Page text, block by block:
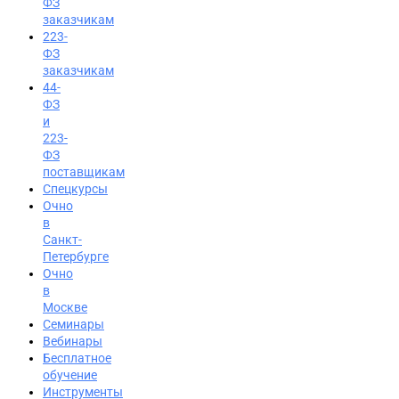
Вход на портал
8 (800) 200-24-26
заказчикам
223-
ФЗ
заказчикам
44-
ФЗ
и
223-
ФЗ
поставщикам
Спецкурсы
Очно
в
Санкт-
Петербурге
Очно
в
Москве
Семинары
Вебинары
Бесплатное
обучение
Инструменты